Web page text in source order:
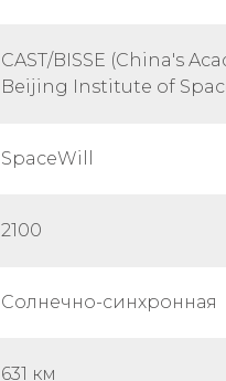
CAST/BISSE (China's
Beijing Institute of
SpaceWill
2100
Солнечно-синхронная
631 км